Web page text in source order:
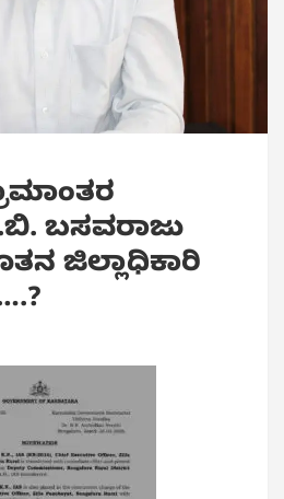
ಬಸವರಾಜು
ಜಿಲ್ಲಾಧಿಕಾರಿ